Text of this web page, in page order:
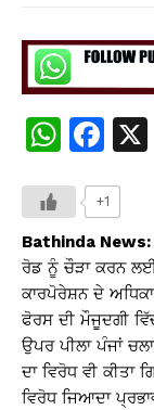
W
at
s
A
p
p
F
c
e
b
o
o
k
+1
Bathinda News:
ਰੋਡ ਨੂੰ ਚੌੜਾ ਕਰਨ
ਕਾਰਪੋਰੇਸ਼ਨ ਦੇ
ਫੋਰਸ ਦੀ ਮੌਜੂਦਗੀ
ਉਪਰ ਪੀਲਾ ਪੰਜਾਂ
ਦਾ ਵਿਰੋਧ ਵੀ
ਵਿਰੋਧ ਜਿਆਦਾ